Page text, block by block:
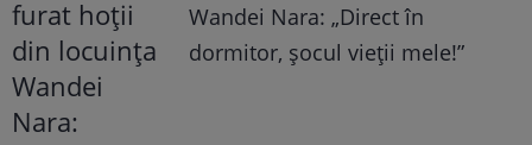
Wandei Nara: „Direct în
dormitor, șocul vieții mele!”